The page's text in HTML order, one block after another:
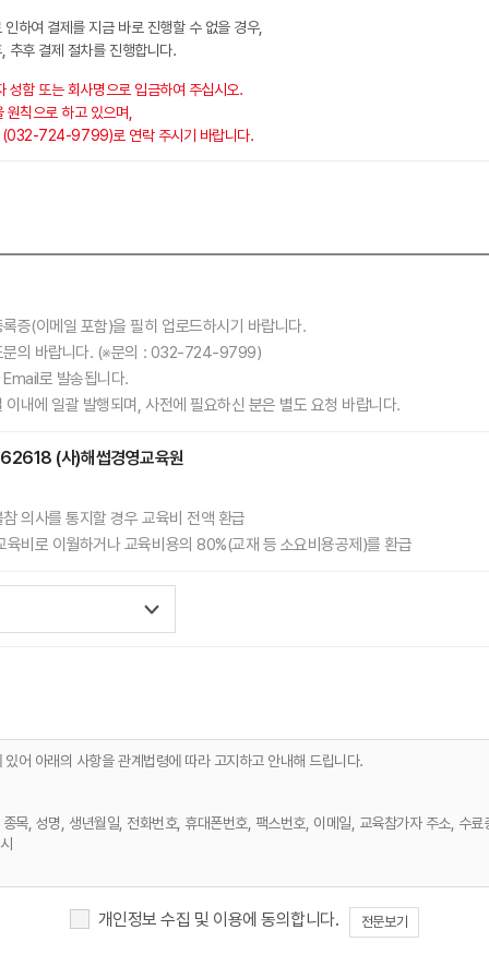
하여 결제를 지금 바로 진행할 수 없을 경우,
추후 결제 절차를 진행합니다.
성함 또는 회사명으로 입금하여 주십시오.
칙으로 하고 있으며,
(032-724-9799)로 연락 주시기 바랍니다.
증(이메일 포함)을 필히 업로드하시기 바랍니다.
의 바랍니다. (※문의 : 032-724-9799)
로 발송됩니다.
내에 일괄 발행되며, 사전에 필요하신 분은 별도 요청 바랍니다.
(사)해썹경영교육원
의사를 통지할 경우 교육비 전액 환급
육비로 이월하거나 교육비용의 80%(교재 등 소요비용공제)를 환급
어 아래의 사항을 관계법령에 따라 고지하고 안내해 드립니다.
목, 성명, 생년월일, 전화번호, 휴대폰번호, 팩스번호, 이메일, 교육참가자 주소, 수료
개인정보 수집 및 이용에 동의합니다. 전문보기